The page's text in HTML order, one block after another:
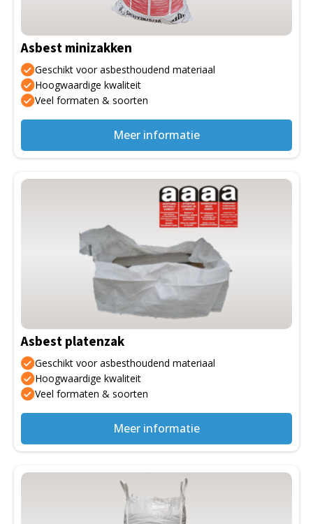
Asbest minizakken
Geschikt voor asbesthoudend materiaal
Hoogwaardige kwaliteit
Veel formaten & soorten
Meer informatie
Asbest platenzak
Geschikt voor asbesthoudend materiaal
Hoogwaardige kwaliteit
Veel formaten & soorten
Meer informatie
Dit